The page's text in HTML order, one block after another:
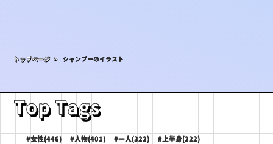
トップページ > シャンプーのイラスト
Top Tags
#女性(446) #人物(401) #一人(322) #上半身(222)